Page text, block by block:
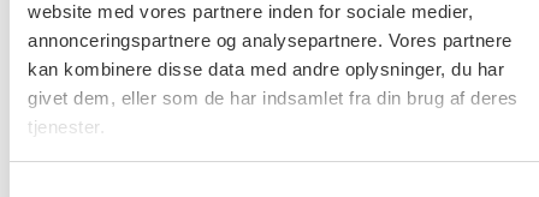
website med vores partnere inden for sociale medier,
annonceringspartnere og analysepartnere. Vores partnere
kan kombinere disse data med andre oplysninger, du har
givet dem, eller som de har indsamlet fra din brug af deres
tjenester.
- Har du indrykket en annonce på dentaljob.dk, har
du modtaget et login, som giver adgang til
oprettede profiler.
- Ønsker du adgang til profilsøgning uden at være